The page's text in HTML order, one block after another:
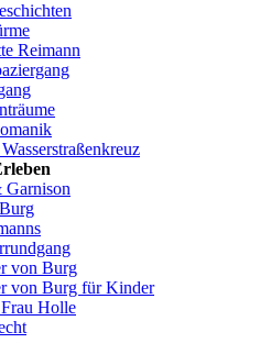
Reimann
Garnison
von Burg
von Burg für Kinder
Holle